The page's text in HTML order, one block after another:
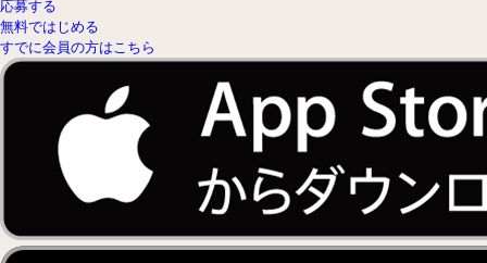
応募する
無料ではじめる
すでに会員の方はこちら